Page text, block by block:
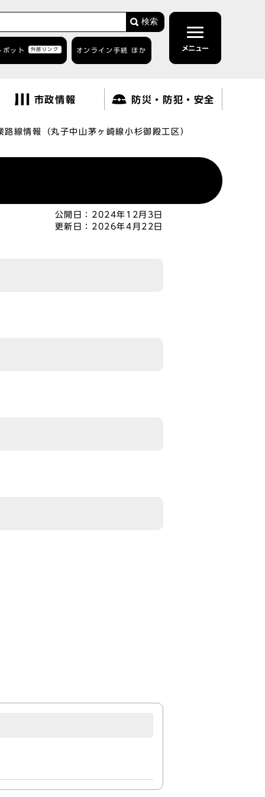
検索
ボット 外部リンク オンライン手続 ほか メニュー
市政情報 防災・防犯・安全
路線情報（丸子中山茅ヶ崎線小杉御殿工区）
公開日： 2024年12月3日
更新日： 2026年4月22日